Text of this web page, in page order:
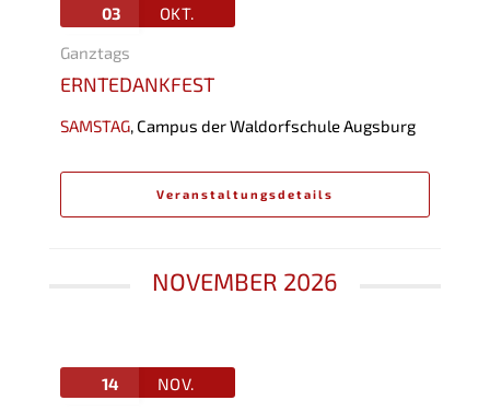
03
OKT.
Ganztags
ERNTEDANKFEST
SAMSTAG, Campus der Waldorfschule Augsburg
Veranstaltungsdetails
NOVEMBER 2026
14
NOV.